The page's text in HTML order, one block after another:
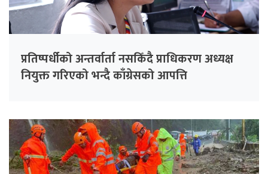
प्रतिष्पर्धीको अन्तर्वार्ता नसकिँदै प्राधिकरण अध्यक्ष
नियुक्त गरिएको भन्दै काँग्रेसको आपत्ति